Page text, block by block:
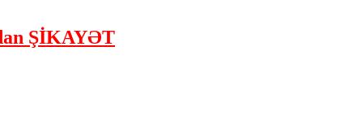
ŞİKAYƏT